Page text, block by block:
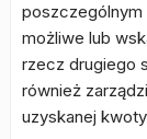
poszczególnym
możliwe lub
rzecz drugiego
również
uzyskanej